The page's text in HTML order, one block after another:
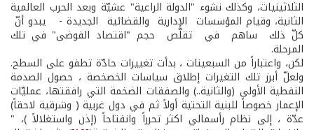
الثلاثينيات، وكذلك نشوء "الدولة الراعية" عشيّة وبعد الحرب العالمية
الثانية، وقيام المؤسسات الإدارية والقضائية الجديدة - يبدو أنّ
كلّ ذلك ساهم في تقلّص حجم "اقتصاد الفوضى" في تلك
المرحلة.
لكن، واعتباراً من السبعينات ، بدأت تغييرات حادّة تطفو على السطح.
ولعلّ أبرز تلك التغيرات إطلاق سياسات الخصخصة ، حصول الصدمة
النفطية الأولى (والثانية..) والصفقات الضخمة التي رافقتها، عمليّات
الإعمار خصوصاً للبنية التحتية أولاً ثم في دول غربية ( وشرقية لاحقاً)
عدّة ، إلى نظام رأسمالي اكثر تحرراً وانفتاحاً (إذن واستغلالاً )، "